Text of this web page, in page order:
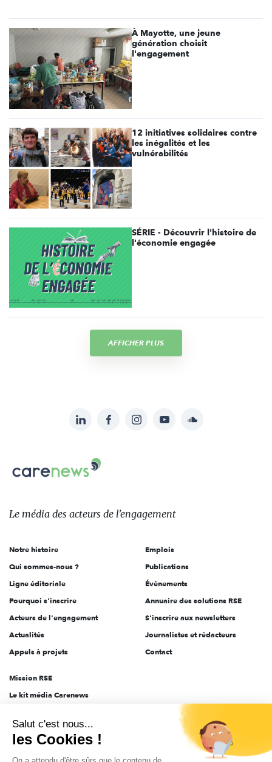
À Mayotte, une jeune
génération choisit
l'engagement
12 initiatives solidaires contre
les inégalités et les
vulnérabilités
SÉRIE - Découvrir l'histoire de
l'économie engagée
AFFICHER PLUS
sur:
LinkedInFacebookInstagramYouTubeSoundcloud
Carenews,
Le
des
l'engagement
Le média des acteurs de l'engagement
Notre histoire
Qui sommes-nous ?
Ligne éditoriale
Pourquoi s'inscrire
Acteurs de l'engagement
Actualités
Appels à projets
Emplois
Publications
Évènements
Annuaire des solutions RSE
S'inscrire aux newsletters
Journalistes et rédacteurs
Contact
Mission RSE
Le kit média Carenews
AEF info
Novethic
Salut c'est nous...
les Cookies !
On a attendu d'être sûrs que le contenu de